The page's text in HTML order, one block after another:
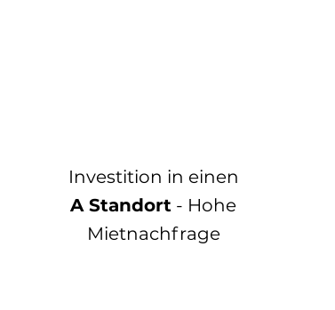
Investition in einen
A Standort - Hohe
Mietnachfrage